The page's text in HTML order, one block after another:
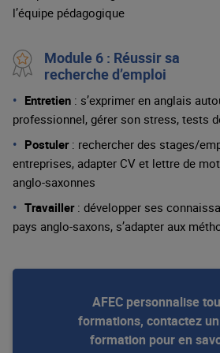
l’équipe pédagogique
Module 6 : Réussir sa
recherche d’emploi
Entretien : s’exprimer en anglais
professionnel, gérer son stress, tests
Postuler: rechercher des stages/
entreprises, adapter CV et lettre de
anglo-saxonnes
Travailler: développer ses
pays anglo-saxons, s’adapter aux
AFEC personnalise
formations, contactez
formation pour en